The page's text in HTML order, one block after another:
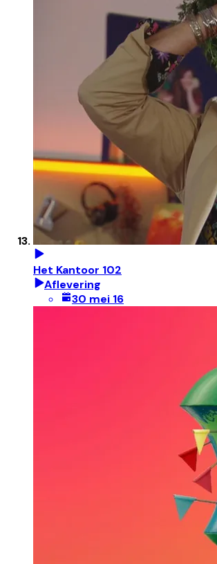
Het Kantoor 102
Aflevering
30 mei 16